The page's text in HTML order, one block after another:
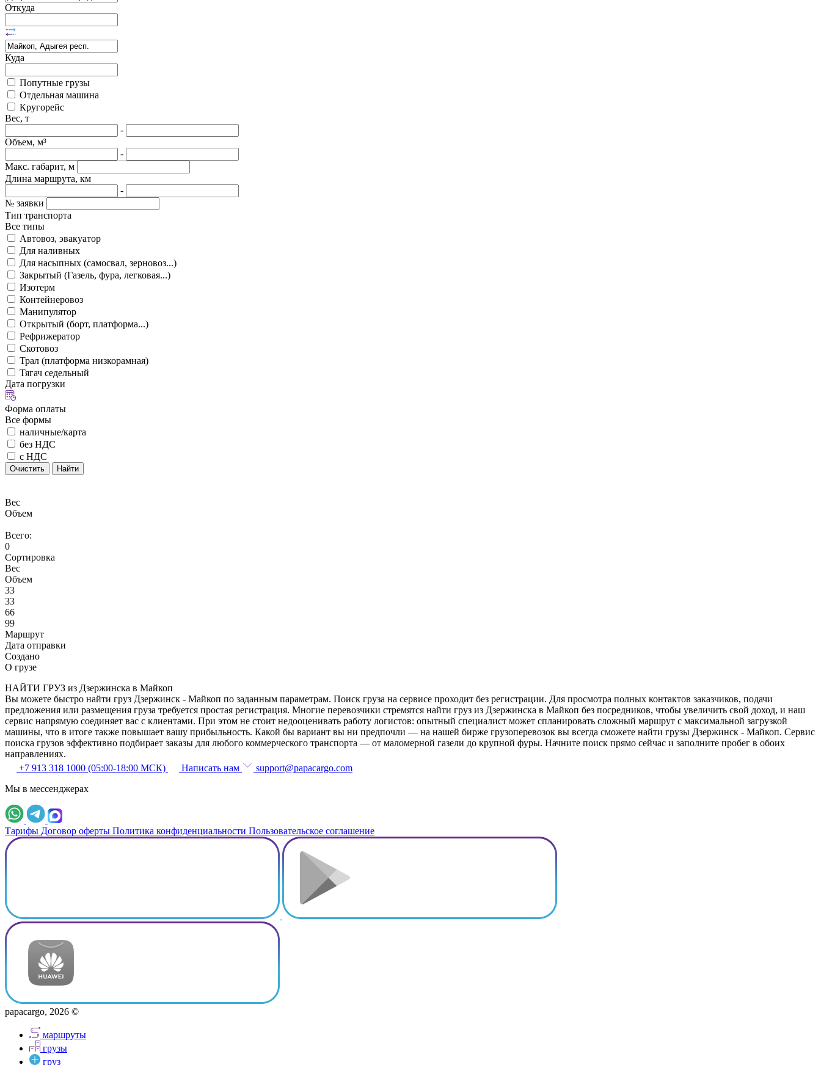
Откуда
Куда
Попутные грузы
Отдельная машина
Кругорейс
Вес, т
-
Объем, м³
-
Макс. габарит, м
Длина маршрута, км
-
№ заявки
Тип транспорта
Все типы
Автовоз, эвакуатор
Для наливных
Для насыпных (самосвал, зерновоз...)
Закрытый (Газель, фура, легковая...)
Изотерм
Контейнеровоз
Манипулятор
Открытый (борт, платформа...)
Рефрижератор
Скотовоз
Трал (платформа низкорамная)
Тягач седельный
Дата погрузки
Форма оплаты
Все формы
наличные/карта
без НДС
с НДС
Очистить Найти
Вес
Объем
Всего:
0
Сортировка
Вес
Объем
33
33
66
99
Маршрут
Дата отправки
Создано
О грузе
НАЙТИ ГРУЗ из Дзержинска в Майкоп
Вы можете быстро найти груз Дзержинск - Майкоп по заданным параметрам. Поиск груза на сервисе проходит без регистрации. Для просмотра полных контактов заказчиков, подачи
предложения или размещения груза требуется простая регистрация. Многие перевозчики стремятся найти груз из Дзержинска в Майкоп без посредников, чтобы увеличить свой доход, и наш
сервис напрямую соединяет вас с клиентами. При этом не стоит недооценивать работу логистов: опытный специалист может спланировать сложный маршрут с максимальной загрузкой
машины, что в итоге также повышает вашу прибыльность. Какой бы вариант вы ни предпочли — на нашей бирже грузоперевозок вы всегда сможете найти грузы Дзержинск - Майкоп. Сервис
поиска грузов эффективно подбирает заказы для любого коммерческого транспорта — от маломерной газели до крупной фуры. Начните поиск прямо сейчас и заполните пробег в обоих
направлениях.
+7 913 318 1000 (05:00-18:00 МСК)
Написать нам
support@papacargo.com
Мы в мессенджерах
Тарифы Договор оферты Политика конфиденциальности Пользовательское соглашение
papacargo, 2026 ©
маршруты
грузы
груз